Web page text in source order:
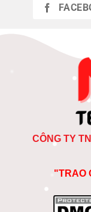
CÔNG TY
"TRAO